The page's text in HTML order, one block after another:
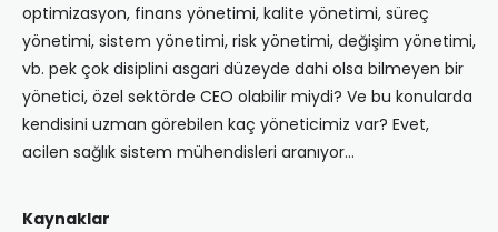
optimizasyon, finans yönetimi, kalite yönetimi, süreç
yönetimi, sistem yönetimi, risk yönetimi, değişim yönetimi,
vb. pek çok disiplini asgari düzeyde dahi olsa bilmeyen bir
yönetici, özel sektörde CEO olabilir miydi? Ve bu konularda
kendisini uzman görebilen kaç yöneticimiz var? Evet,
acilen sağlık sistem mühendisleri aranıyor…
Kaynaklar